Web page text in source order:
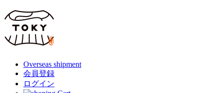
Overseas shipment
会員登録
ログイン